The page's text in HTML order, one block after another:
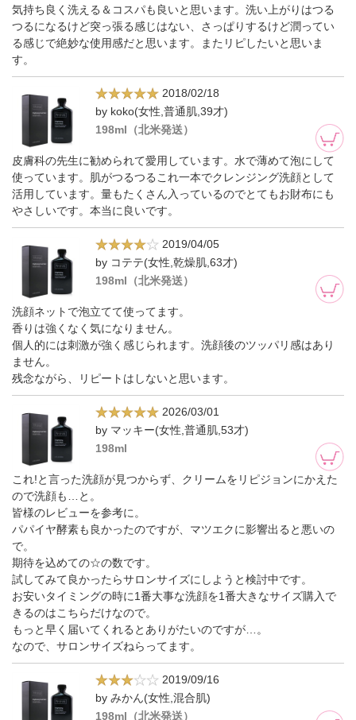
気持ち良く洗える＆コスパも良いと思います。洗い上がりはつる
つるになるけど突っ張る感じはない、さっぱりするけど潤ってい
る感じで絶妙な使用感だと思います。またリピしたいと思いま
す。
2018/02/18
by koko(女性,普通肌,39才)
198ml（北米発送）
皮膚科の先生に勧められて愛用しています。水で薄めて泡にして
使っています。肌がつるつるこれ一本でクレンジング洗顔として
活用しています。量もたくさん入っているのでとてもお財布にも
やさしいです。本当に良いです。
2019/04/05
by コテテ(女性,乾燥肌,63才)
198ml（北米発送）
洗顔ネットで泡立てて使ってます。
香りは強くなく気になりません。
個人的には刺激が強く感じられます。洗顔後のツッパリ感はあり
ません。
残念ながら、リピートはしないと思います。
2026/03/01
by マッキー(女性,普通肌,53才)
198ml
これ!と言った洗顔が見つからず、クリームをリピジョンにかえた
ので洗顔も…と。
皆様のレビューを参考に。
パパイヤ酵素も良かったのですが、マツエクに影響出ると悪いの
で。
期待を込めての☆の数です。
試してみて良かったらサロンサイズにしようと検討中です。
お安いタイミングの時に1番大事な洗顔を1番大きなサイズ購入で
きるのはこちらだけなので。
もっと早く届いてくれるとありがたいのですが…。
なので、サロンサイズねらってます。
2019/09/16
by みかん(女性,混合肌)
198ml（北米発送）